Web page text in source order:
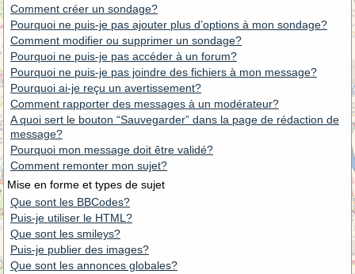
Comment créer un sondage?
Pourquoi ne puis-je pas ajouter plus d’options à mon sondage?
Comment modifier ou supprimer un sondage?
Pourquoi ne puis-je pas accéder à un forum?
Pourquoi ne puis-je pas joindre des fichiers à mon message?
Pourquoi ai-je reçu un avertissement?
Comment rapporter des messages à un modérateur?
A quoi sert le bouton “Sauvegarder” dans la page de rédaction de
message?
Pourquoi mon message doit être validé?
Comment remonter mon sujet?
Mise en forme et types de sujet
Que sont les BBCodes?
Puis-je utiliser le HTML?
Que sont les smileys?
Puis-je publier des images?
Que sont les annonces globales?